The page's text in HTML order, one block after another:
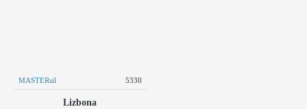
MASTERsil 5330
Lizbona